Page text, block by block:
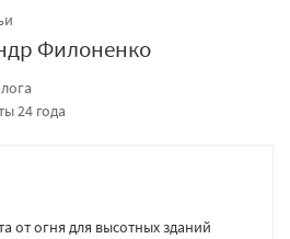
Филоненко
24 года
от огня для высотных зданий